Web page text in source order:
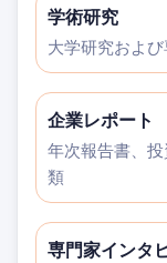
学術研究
大学研究およ
企業レポート
年次報告書、
類
専門家インタ